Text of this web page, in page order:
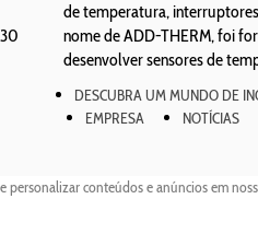
de temperatura,
nome de ADD-THERM, foi
desenvolver sensores de
DESCUBRA UM MUNDO DE
EMPRESA
NOTÍCIAS
conteúdos e anúncios em